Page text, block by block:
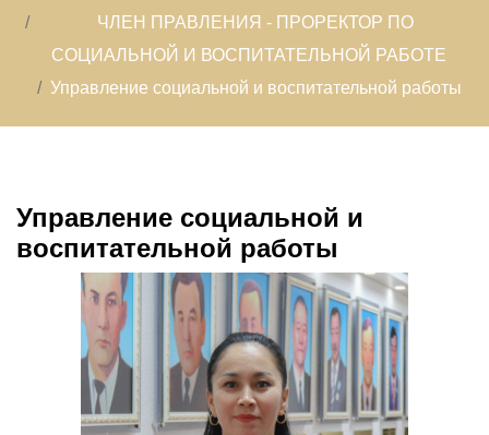
ЧЛЕН ПРАВЛЕНИЯ - ПРОРЕКТОР ПО
СОЦИАЛЬНОЙ И ВОСПИТАТЕЛЬНОЙ РАБОТЕ
Управление социальной и воспитательной работы
Управление социальной и
воспитательной работы